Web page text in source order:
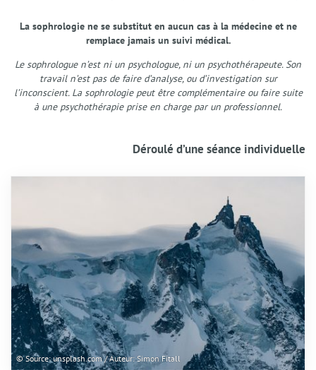
La sophrologie ne se substitut en aucun cas à la médecine et ne
remplace jamais un suivi médical.
Le sophrologue n’est ni un psychologue, ni un psychothérapeute. Son
travail n’est pas de faire d’analyse, ou d’investigation sur
l’inconscient. La sophrologie peut être complémentaire ou faire suite
à une psychothérapie prise en charge par un professionnel.
Déroulé d’une séance individuelle
© Source: unsplash.com / Auteur: Simon Fitall